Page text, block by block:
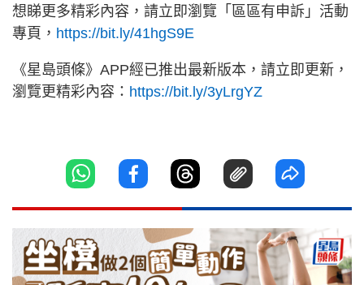
想睇更多精彩內容，請立即瀏覽「區區有申訴」活動
專頁， https://bit.ly/41hgS9E
《星島頭條》APP經已推出最新版本，請立即更新，
瀏覽更精彩內容： https://bit.ly/3yLrgYZ